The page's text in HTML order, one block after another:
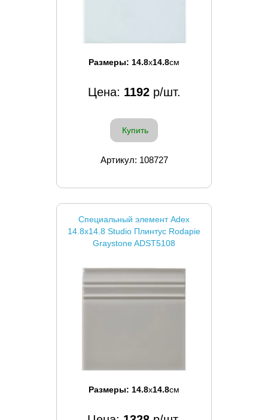
Размеры: 14.8x14.8см
Цена: 1192р/шт.
Купить
Артикул: 108727
Специальный элемент Adex
14.8x14.8 Studio Плинтус Rodapie
Graystone ADST5108
Размеры: 14.8x14.8см